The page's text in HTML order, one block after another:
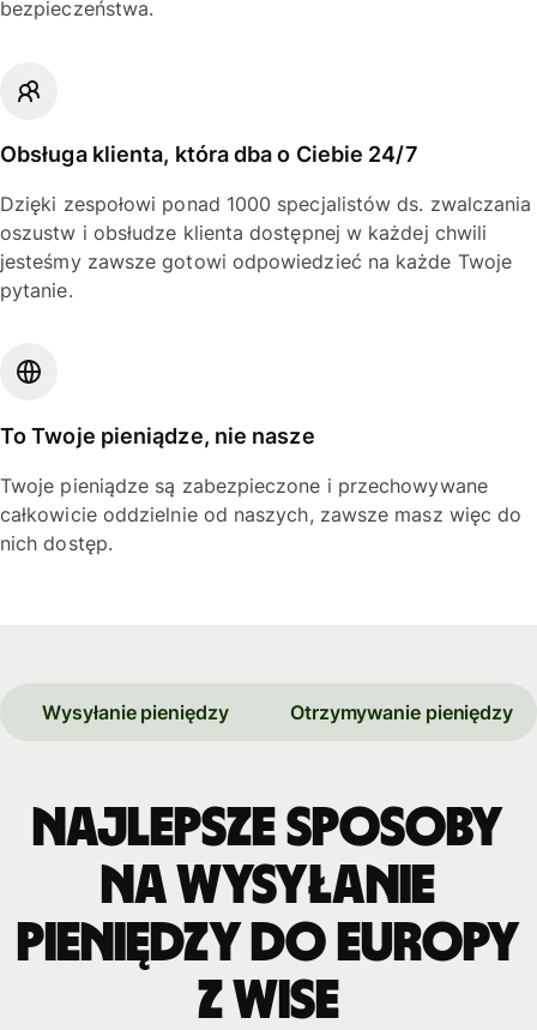
bezpieczeństwa.
Obsługa klienta, która dba o Ciebie 24/7
Dzięki zespołowi ponad 1000 specjalistów ds. zwalczania
oszustw i obsłudze klienta dostępnej w każdej chwili
jesteśmy zawsze gotowi odpowiedzieć na każde Twoje
pytanie.
To Twoje pieniądze, nie nasze
Twoje pieniądze są zabezpieczone i przechowywane
całkowicie oddzielnie od naszych, zawsze masz więc do
nich dostęp.
Wysyłanie pieniędzy Otrzymywanie pieniędzy
Najlepsze sposoby
na wysyłanie
pieniędzy do Europy
z Wise